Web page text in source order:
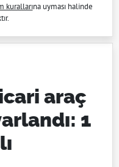
kurallarına uyması halinde
araç
1